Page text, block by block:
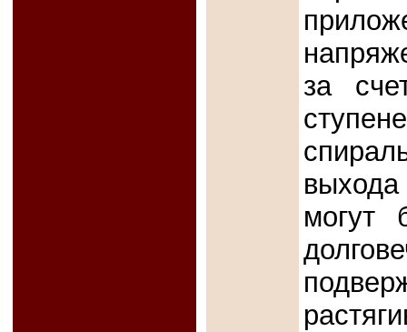
за
выхода
могут